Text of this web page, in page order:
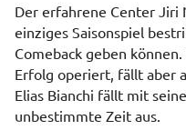
Der erfahrene Center Jiri
einziges Saisonspiel
Comeback geben
Erfolg operiert, fällt aber
Elias Bianchi fällt mit
unbestimmte Zeit aus.